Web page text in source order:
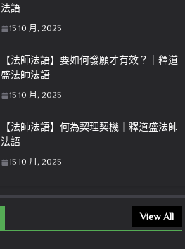
法語
15 10 月, 2025
【法師法語】要如何發願才有效？｜釋道
盛法師法語
15 10 月, 2025
【法師法語】何為契理契機｜釋道盛法師
法語
15 10 月, 2025
View All